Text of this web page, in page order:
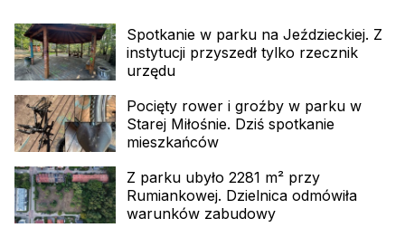
Spotkanie w parku na Jeździeckiej. Z
instytucji przyszedł tylko rzecznik
urzędu
Pocięty rower i groźby w parku w
Starej Miłośnie. Dziś spotkanie
mieszkańców
Z parku ubyło 2281 m² przy
Rumiankowej. Dzielnica odmówiła
warunków zabudowy